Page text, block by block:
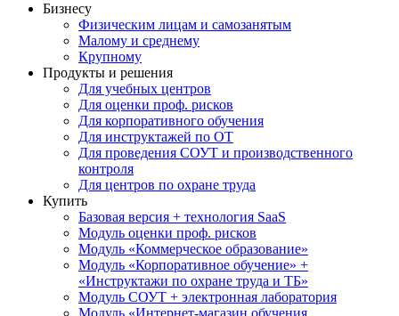
Бизнесу
Физическим лицам и самозанятым
Малому и среднему
Крупному
Продукты и решения
Для учебных центров
Для оценки проф. рисков
Для корпоративного обучения
Для инструктажей по ОТ
Для проведения СОУТ и производственного
контроля
Для центров по охране труда
Купить
Базовая версия + технология SaaS
Модуль оценки проф. рисков
Модуль «Коммерческое образование»
Модуль «Корпоративное обучение» +
«Инструктажи по охране труда и ТБ»
Модуль СОУТ + электронная лаборатория
Модуль «Интернет-магазин обучения